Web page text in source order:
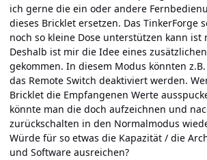
ich gerne die ein oder andere
dieses Bricklet ersetzen. Das TinkerForge
noch so kleine Dose unterstützen kann ist
Deshalb ist mir die Idee eines
gekommen. In diesem Modus könnten
das Remote Switch deaktiviert werden.
Bricklet die Empfangenen Werte
könnte man die doch aufzeichnen und
zurückschalten in den Normalmodus
Würde für so etwas die Kapazität / die
und Software ausreichen?